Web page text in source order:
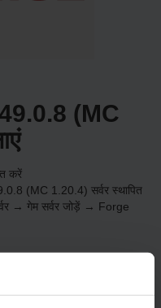
(MC
करें
(MC 1.20.4) सर्वर स्थापित
→ गेम सर्वर जोड़ें → Forge